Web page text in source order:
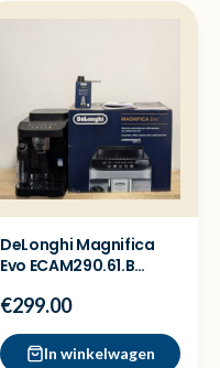
DeLonghi Magnifica
Evo ECAM290.61.B
Showmodel
€299.00
In winkelwagen